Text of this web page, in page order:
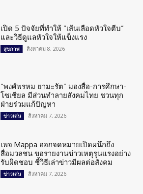
เปิด 5 ปัจจัยที่ทำให้ “เส้นเลือดหัวใจตีบ”
และวิธีดูแลหัวใจให้แข็งแรง
สุขภาพ สิงหาคม 8, 2026
“พงศ์พรหม ยามะรัต” มองสื่อ-การศึกษา-
โซเชียล มีส่วนทำลายสังคมไทย ชวนทุก
ฝ่ายร่วมแก้ปัญหา
ข่าวเด่น สิงหาคม 7, 2026
เพจ Mappa ออกจดหมายเปิดผนึกถึง
สื่อมวลชน ขอรายงานข่าวเหตุรุนแรงอย่าง
รับผิดชอบ ชี้วิธีเล่าข่าวมีผลต่อสังคม
ข่าวเด่น สิงหาคม 7, 2026